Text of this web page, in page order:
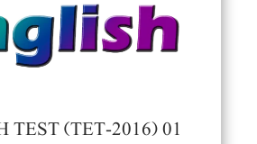
TEST (TET-2016) 01